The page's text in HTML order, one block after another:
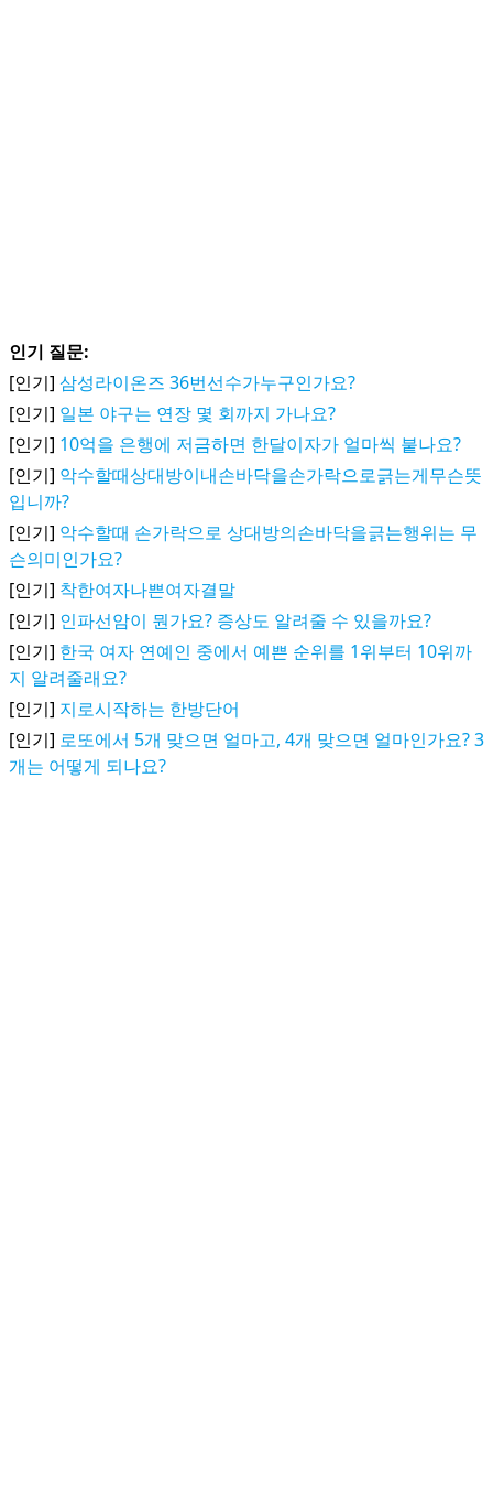
인기 질문:
[인기] 삼성라이온즈 36번선수가누구인가요?
[인기] 일본 야구는 연장 몇 회까지 가나요?
[인기] 10억을 은행에 저금하면 한달이자가 얼마씩 붙나요?
[인기] 악수할때상대방이내손바닥을손가락으로긁는게무슨뜻
입니까?
[인기] 악수할때 손가락으로 상대방의손바닥을긁는행위는 무
슨의미인가요?
[인기] 착한여자나쁜여자결말
[인기] 인파선암이 뭔가요? 증상도 알려줄 수 있을까요?
[인기] 한국 여자 연예인 중에서 예쁜 순위를 1위부터 10위까
지 알려줄래요?
[인기] 지로시작하는 한방단어
[인기] 로또에서 5개 맞으면 얼마고, 4개 맞으면 얼마인가요? 3
개는 어떻게 되나요?